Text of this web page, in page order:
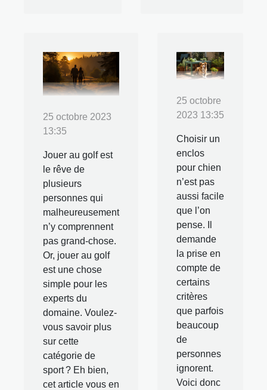
25 octobre 2023
13:35
Jouer au golf est
le rêve de
plusieurs
personnes qui
malheureusement
n’y comprennent
pas grand-chose.
Or, jouer au golf
est une chose
simple pour les
experts du
domaine. Voulez-
vous savoir plus
sur cette
catégorie de
sport ? Eh bien,
cet article vous en
25 octobre
2023 13:35
Choisir un
enclos
pour chien
n’est pas
aussi facile
que l’on
pense. Il
demande
la prise en
compte de
certains
critères
que parfois
beaucoup
de
personnes
ignorent.
Voici donc